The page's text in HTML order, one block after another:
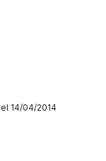
14/04/2014